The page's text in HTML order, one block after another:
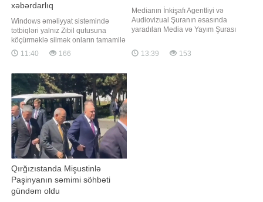
xəbərdarlıq
Windows əməliyyat sistemində
tətbiqləri yalnız Zibil qutusuna
köçürməklə silmək onların tamamilə
kompüterdən silindiyi anlamına
gəlmir. xəbər verir ki, bu barədə
Nəşrin məlumatına görə, Microsoft
Mağazasından yüklənən tətbiqləri
tam silmək üçün onları
"Parametrlər"
11:40 166
Medianın İnkişafı Agentliyi və
Audiovizual Şuranın əsasında
yaradılan Media və Yayım Şurası
sahəsində səlahiyyətli dövlət orqanı
olacaq. "Qafqazinfo" xəbər verir ki,
13:39 153
Qırğızıstanda Mişustinlə
Paşinyanın səmimi söhbəti
gündəm oldu